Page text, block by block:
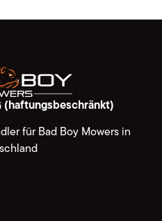
(haftungsbeschränkt)
für Bad Boy Mowers in